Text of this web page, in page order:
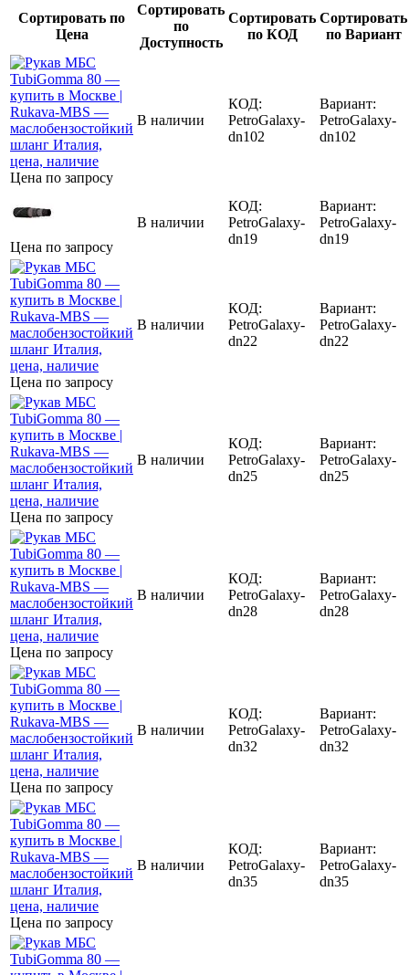
Сортировать по
Цена
Сортировать
по
Доступность
Сортировать
по КОД
Сортировать
по Вариант
Цена по запросу
В наличии
КОД:
PetroGalaxy-
dn102
Вариант:
PetroGalaxy-
dn102
Цена по запросу
В наличии
КОД:
PetroGalaxy-
dn19
Вариант:
PetroGalaxy-
dn19
Цена по запросу
В наличии
КОД:
PetroGalaxy-
dn22
Вариант:
PetroGalaxy-
dn22
Цена по запросу
В наличии
КОД:
PetroGalaxy-
dn25
Вариант:
PetroGalaxy-
dn25
Цена по запросу
В наличии
КОД:
PetroGalaxy-
dn28
Вариант:
PetroGalaxy-
dn28
Цена по запросу
В наличии
КОД:
PetroGalaxy-
dn32
Вариант:
PetroGalaxy-
dn32
Цена по запросу
В наличии
КОД:
PetroGalaxy-
dn35
Вариант:
PetroGalaxy-
dn35